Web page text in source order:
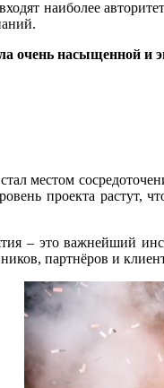
наиболее
очень насыщенной и
местом
проекта растут,
– это важнейший
партнёров и